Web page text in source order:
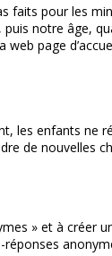
pour les
notre âge,
page
les enfants ne
de nouvelles
» et à créer